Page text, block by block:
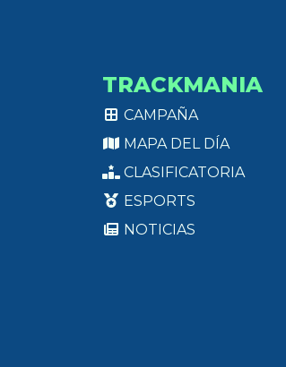
TRACKMANIA
CAMPAÑA
MAPA DEL DÍA
CLASIFICATORIA
ESPORTS
NOTICIAS